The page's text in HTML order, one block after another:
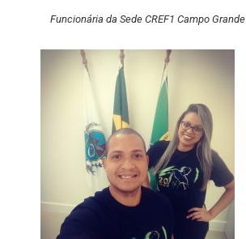
Funcionária da Sede CREF1 Campo Grande